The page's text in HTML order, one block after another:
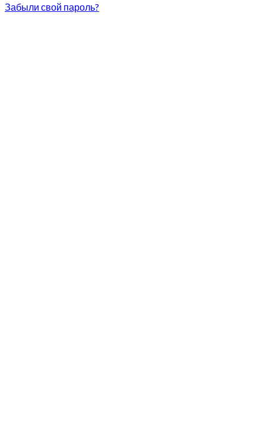
Забыли свой пароль?